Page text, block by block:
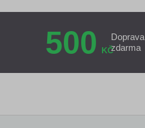
500 KČ
Doprava
zdarma